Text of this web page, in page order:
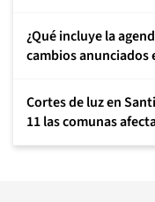
¿Qué incluye la
cambios anunciados
Cortes de luz en
11 las comunas